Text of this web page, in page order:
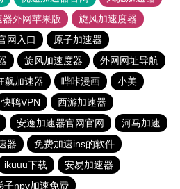
外网苹果版
旋风加速度器
网入口
原子加速器
旋风加速度器
外网网址导航
飙加速器 哔咔漫画
小美
快鸭VPN
西游加速器
安逸加速器官网官网
河马加速
器
免费加速ins的软件
ikuuu下载
安易加速器
子npv加速免费